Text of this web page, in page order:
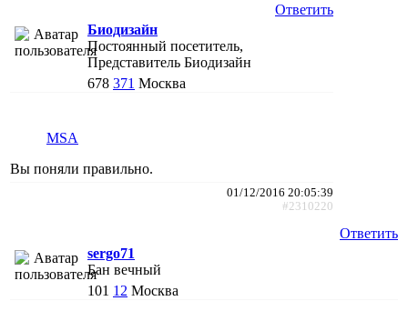
Ответить
Биодизайн
Постоянный посетитель,
Представитель Биодизайн
678 371 Москва
MSA
Вы поняли правильно.
01/12/2016 20:05:39
#2310220
Ответить
sergo71
Бан вечный
101 12 Москва